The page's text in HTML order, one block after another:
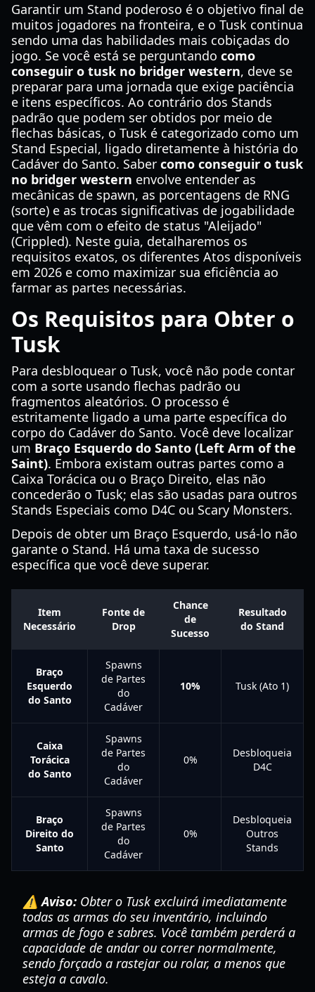
Garantir um Stand poderoso é o objetivo final de
muitos jogadores na fronteira, e o Tusk continua
sendo uma das habilidades mais cobiçadas do
jogo. Se você está se perguntando como
conseguir o tusk no bridger western, deve se
preparar para uma jornada que exige paciência
e itens específicos. Ao contrário dos Stands
padrão que podem ser obtidos por meio de
flechas básicas, o Tusk é categorizado como um
Stand Especial, ligado diretamente à história do
Cadáver do Santo. Saber como conseguir o tusk
no bridger western envolve entender as
mecânicas de spawn, as porcentagens de RNG
(sorte) e as trocas significativas de jogabilidade
que vêm com o efeito de status "Aleijado"
(Crippled). Neste guia, detalharemos os
requisitos exatos, os diferentes Atos disponíveis
em 2026 e como maximizar sua eficiência ao
farmar as partes necessárias.
Os Requisitos para Obter o
Tusk
Para desbloquear o Tusk, você não pode contar
com a sorte usando flechas padrão ou
fragmentos aleatórios. O processo é
estritamente ligado a uma parte específica do
corpo do Cadáver do Santo. Você deve localizar
um Braço Esquerdo do Santo (Left Arm of the
Saint). Embora existam outras partes como a
Caixa Torácica ou o Braço Direito, elas não
concederão o Tusk; elas são usadas para outros
Stands Especiais como D4C ou Scary Monsters.
Depois de obter um Braço Esquerdo, usá-lo não
garante o Stand. Há uma taxa de sucesso
específica que você deve superar.
Item
Necessário
Fonte de
Drop
Chance
de
Sucesso
Resultado
do Stand
Braço
Esquerdo
do Santo
Spawns
de Partes
do
Cadáver
10% Tusk (Ato 1)
Caixa
Torácica
do Santo
Spawns
de Partes
do
Cadáver
0%
Desbloqueia
D4C
Braço
Direito do
Santo
Spawns
de Partes
do
Cadáver
0%
Desbloqueia
Outros
Stands
⚠️ Aviso: Obter o Tusk excluirá imediatamente
todas as armas do seu inventário, incluindo
armas de fogo e sabres. Você também perderá a
capacidade de andar ou correr normalmente,
sendo forçado a rastejar ou rolar, a menos que
esteja a cavalo.